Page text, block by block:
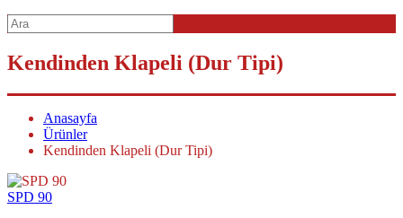
Kendinden Klapeli (Dur Tipi)
Anasayfa
Ürünler
Kendinden Klapeli (Dur Tipi)
SPD 90